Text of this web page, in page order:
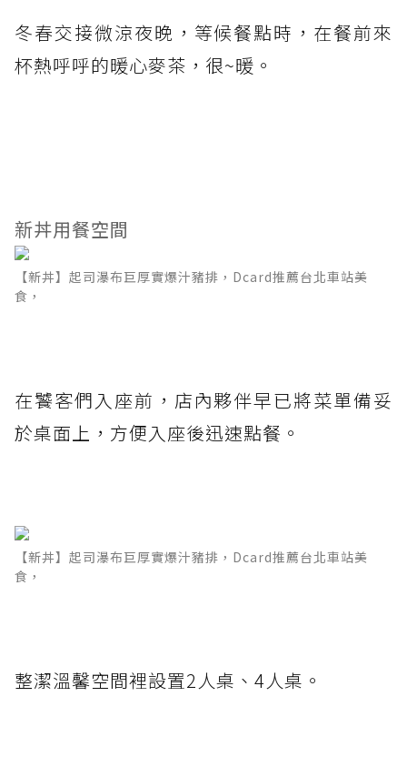
冬春交接微涼夜晚，等候餐點時，在餐前來
杯熱呼呼的暖心麥茶，很~暖。
新丼用餐空間
【新丼】起司瀑布巨厚實爆汁豬排，Dcard推薦台北車站美
食，
在饕客們入座前，店內夥伴早已將菜單備妥
於桌面上，方便入座後迅速點餐。
【新丼】起司瀑布巨厚實爆汁豬排，Dcard推薦台北車站美
食，
整潔溫馨空間裡設置2人桌、4人桌。